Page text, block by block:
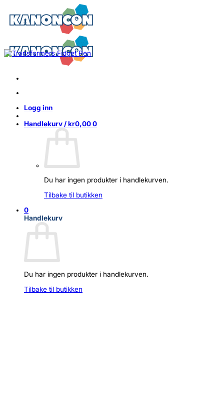
content
Logg inn
Handlekurv /kr0,000
Du har ingen produkter i handlekurven.
Tilbake til butikken
0
Handlekurv
Du har ingen produkter i handlekurven.
Tilbake til butikken